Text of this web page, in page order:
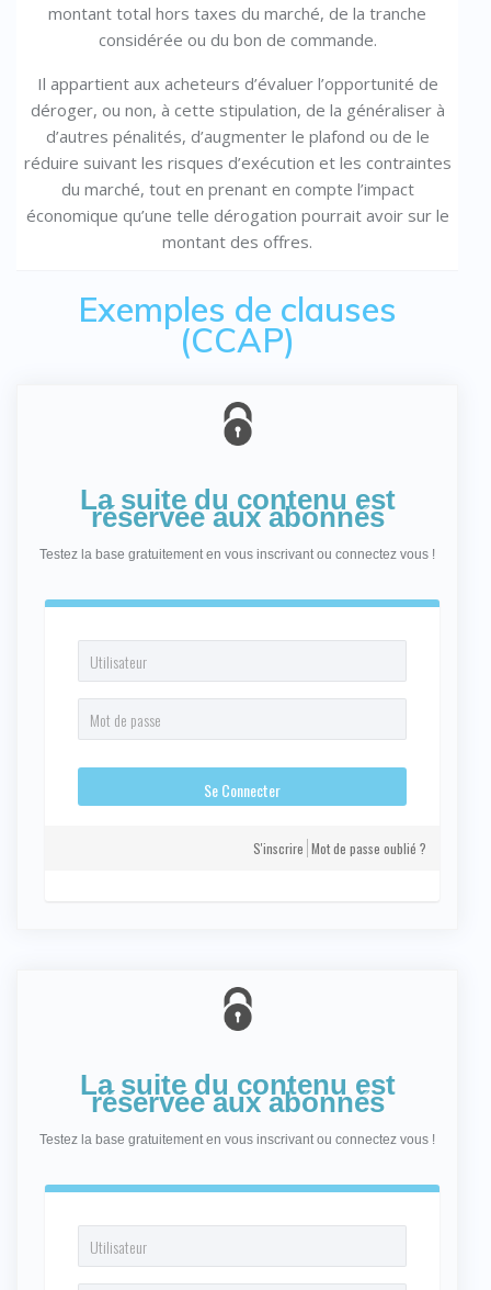
montant total hors taxes du marché, de la tranche
considérée ou du bon de commande.
Il appartient aux acheteurs d’évaluer l’opportunité de
déroger, ou non, à cette stipulation, de la généraliser à
d’autres pénalités, d’augmenter le plafond ou de le
réduire suivant les risques d’exécution et les contraintes
du marché, tout en prenant en compte l’impact
économique qu’une telle dérogation pourrait avoir sur le
montant des offres.
Exemples de clauses
(CCAP)
La suite du contenu est
réservée aux abonnés
Testez la base gratuitement en vous inscrivant ou connectez vous !
S'inscrire Mot de passe oublié ?
La suite du contenu est
réservée aux abonnés
Testez la base gratuitement en vous inscrivant ou connectez vous !